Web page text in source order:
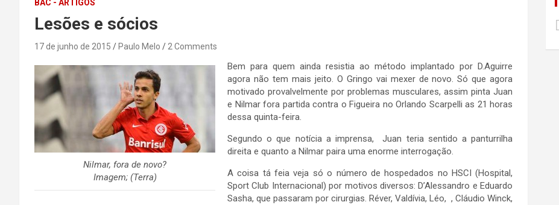
BAC - ARTIGOS
Lesões e sócios
17 de junho de 2015 Paulo Melo 2 Comments
Nilmar, fora de novo?
Imagem; (Terra)
Bem para quem ainda resistia ao método implantado por D.Aguirre
agora não tem mais jeito. O Gringo vai mexer de novo. Só que agora
motivado provalvelmente por problemas musculares, assim pinta Juan
e Nilmar fora partida contra o Figueira no Orlando Scarpelli as 21 horas
dessa quinta-feira.
Segundo o que notícia a imprensa, Juan teria sentido a panturrilha
direita e quanto a Nilmar paira uma enorme interrogação.
A coisa tá feia veja só o número de hospedados no HSCI (Hospital,
Sport Club Internacional) por motivos diversos: D’Alessandro e Eduardo
Sasha, que passaram por cirurgias. Réver, Valdívia, Léo, , Cláudio Winck,